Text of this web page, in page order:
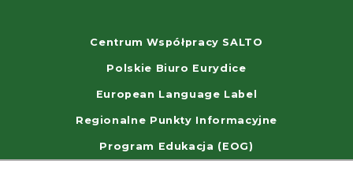
Centrum Współpracy SALTO
Polskie Biuro Eurydice
European Language Label
Regionalne Punkty Informacyjne
Program Edukacja (EOG)